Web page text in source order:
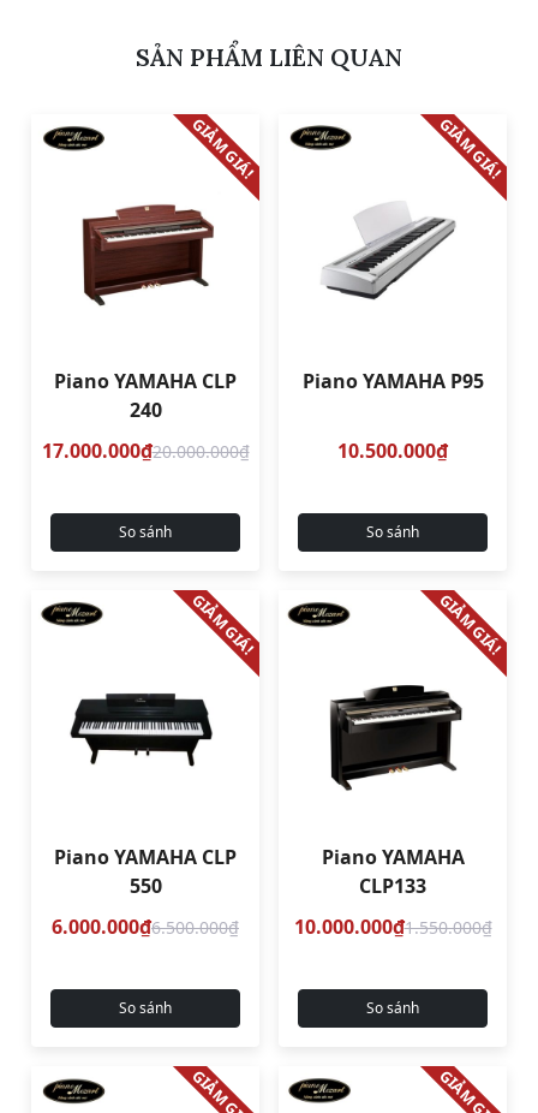
SẢN PHẨM LIÊN QUAN
GIẢM GIÁ!
Piano YAMAHA CLP
240
17.000.000₫20.000.000₫
So sánh
GIẢM GIÁ!
Piano YAMAHA P95
10.500.000₫
So sánh
GIẢM GIÁ!
Piano YAMAHA CLP
550
6.000.000₫6.500.000₫
So sánh
GIẢM GIÁ!
Piano YAMAHA
CLP133
10.000.000₫1.550.000₫
So sánh